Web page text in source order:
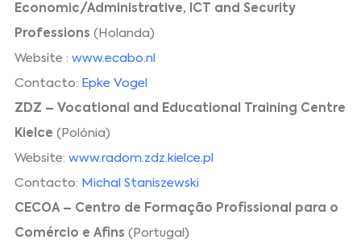
Economic/Administrative, ICT and Security
Professions (Holanda)
Website :www.ecabo.nl
Contacto: Epke Vogel
ZDZ – Vocational and Educational Training Centre
Kielce (Polónia)
Website:www.radom.zdz.kielce.pl
Contacto: Michal Staniszewski
CECOA – Centro de Formação Profissional para o
Comércio e Afins (Portugal)